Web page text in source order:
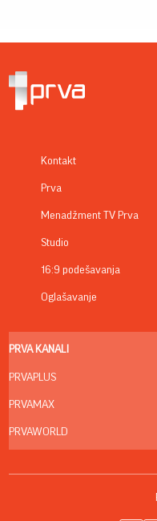
Kontakt
Prva
Menadžment TV Prva
Studio
16:9 podešavanja
Oglašavanje
PRVA KANALI
PRVAPLUS
PRVAMAX
PRVAWORLD